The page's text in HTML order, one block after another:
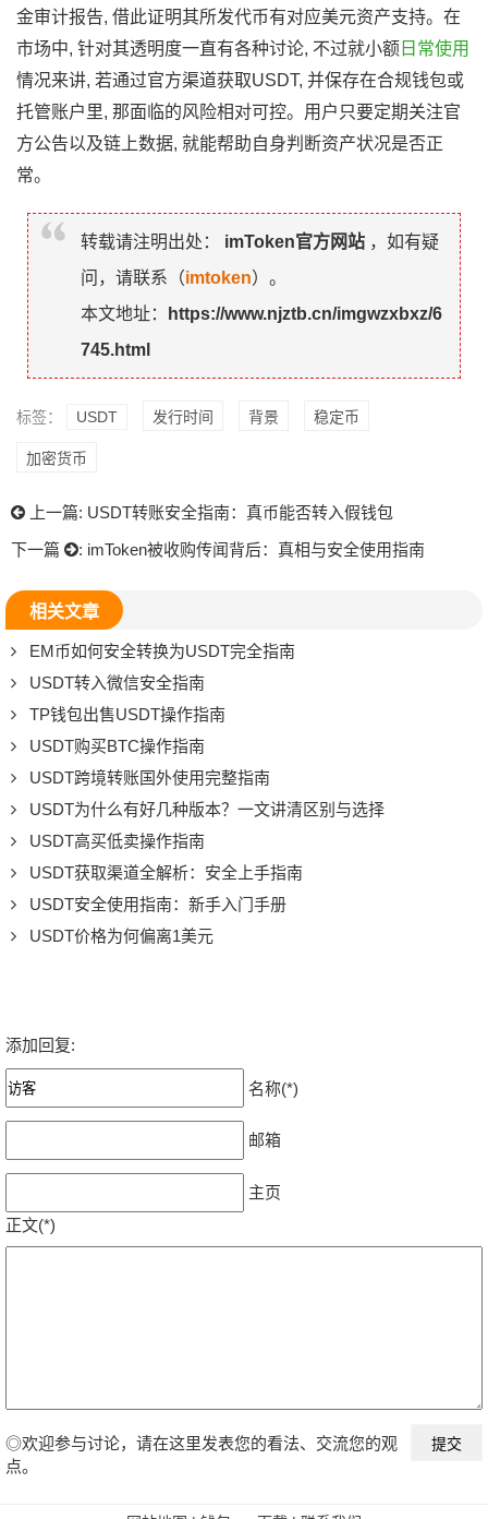
金审计报告, 借此证明其所发代币有对应美元资产支持。在
市场中, 针对其透明度一直有各种讨论, 不过就小额 日常使用
情况来讲, 若通过官方渠道获取USDT, 并保存在合规钱包或
托管账户里, 那面临的风险相对可控。用户只要定期关注官
方公告以及链上数据, 就能帮助自身判断资产状况是否正
常。
转载请注明出处： imToken官方网站 ，如有疑
问，请联系（imtoken）。
本文地址：
https://www.njztb.cn/imgwzxbxz/6
745.html
标签： USDT 发行时间 背景 稳定币
加密货币
上一篇: USDT转账安全指南：真币能否转入假钱包
下一篇
: imToken被收购传闻背后：真相与安全使用指南
相关文章
EM币如何安全转换为USDT完全指南
USDT转入微信安全指南
TP钱包出售USDT操作指南
USDT购买BTC操作指南
USDT跨境转账国外使用完整指南
USDT为什么有好几种版本？一文讲清区别与选择
USDT高买低卖操作指南
USDT获取渠道全解析：安全上手指南
USDT安全使用指南：新手入门手册
USDT价格为何偏离1美元
添加回复:
名称(*)
邮箱
主页
正文(*)
◎欢迎参与讨论，请在这里发表您的看法、交流您的观
点。